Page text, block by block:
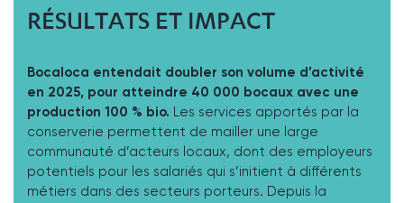
RÉSULTATS ET IMPACT
Bocaloca entendait doubler son volume d’activité
en 2025, pour atteindre 40 000 bocaux avec une
production 100 % bio. Les services apportés par la
conserverie permettent de mailler une large
communauté d’acteurs locaux, dont des employeurs
potentiels pour les salariés qui s’initient à différents
métiers dans des secteurs porteurs. Depuis la